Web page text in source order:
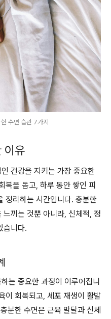
수면 습관 7가지
이유
건강을 지키는 가장 중요한
복을 돕고, 하루 동안 쌓인 피
정리하는 시간입니다. 충분한
끼는 것뿐 아니라, 신체적, 정
습니다.
는 중요한 과정이 이루어집니
이 회복되고, 세포 재생이 활발
분한 수면은 근육 발달과 신체